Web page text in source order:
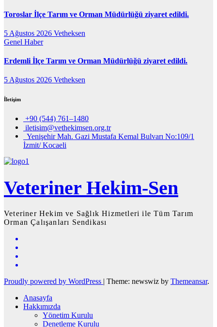
Toroslar İlçe Tarım ve Orman Müdürlüğü ziyaret edildi.
5 Ağustos 2026 Vetheksen
Genel Haber
Erdemli İlçe Tarım ve Orman Müdürlüğü ziyaret edildi.
5 Ağustos 2026 Vetheksen
İletişim
+90 (544) 761–1480
iletisim@vethekimsen.org.tr
Yenişehir Mah. Gazi Mustafa Kemal Bulvarı No:109/1
İzmit/ Kocaeli
Veteriner Hekim-Sen
Veteriner Hekim ve Sağlık Hizmetleri ile Tüm Tarım
Orman Çalışanları Sendikası
Proudly powered by WordPress | Theme: newswiz by Themeansar.
Anasayfa
Hakkımızda
Yönetim Kurulu
Denetleme Kurulu